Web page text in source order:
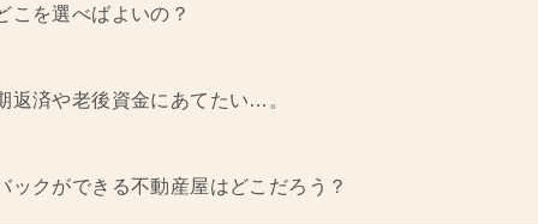
こを選べばよいの？
返済や老後資金にあてたい…。
クができる不動産屋はどこだろう？